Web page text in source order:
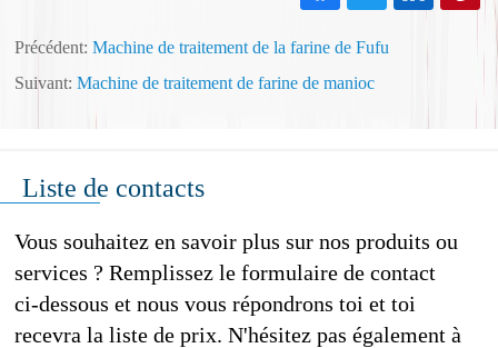
Précédent:Machine de traitement de la farine de Fufu
Suivant:Machine de traitement de farine de manioc
Liste de contacts
Vous souhaitez en savoir plus sur nos produits ou
services ? Remplissez le formulaire de contact
ci-dessous et nous vous répondrons toi et toi
recevra la liste de prix. N'hésitez pas également à